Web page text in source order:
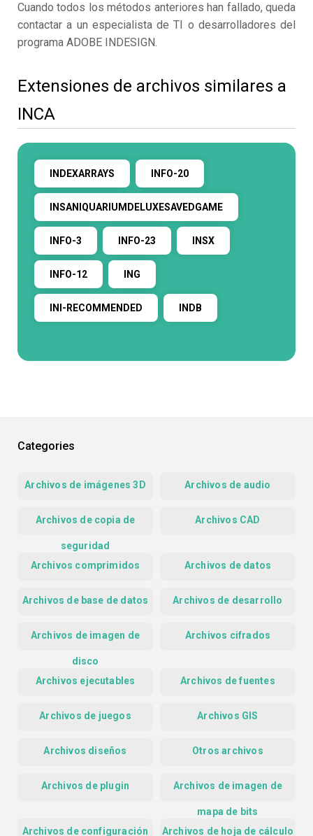
Cuando todos los métodos anteriores han fallado, queda
contactar a un especialista de TI o desarrolladores del
programa ADOBE INDESIGN.
Extensiones de archivos similares a
INCA
INDEXARRAYS INFO-20
INSANIQUARIUMDELUXESAVEDGAME
INFO-3 INFO-23 INSX
INFO-12 ING
INI-RECOMMENDED INDB
Categories
Archivos de imágenes 3D Archivos de audio
Archivos de copia de
seguridad
Archivos CAD
Archivos comprimidos Archivos de datos
Archivos de base de datos Archivos de desarrollo
Archivos de imagen de
disco
Archivos cifrados
Archivos ejecutables Archivos de fuentes
Archivos de juegos Archivos GIS
Archivos diseños Otros archivos
Archivos de plugin Archivos de imagen de
mapa de bits
Archivos de configuración
Archivos de hoja de cálculo